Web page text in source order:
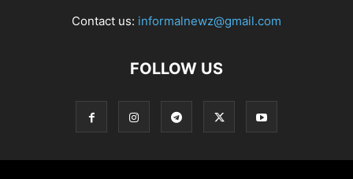
Contact us: informalnewz@gmail.com
FOLLOW US